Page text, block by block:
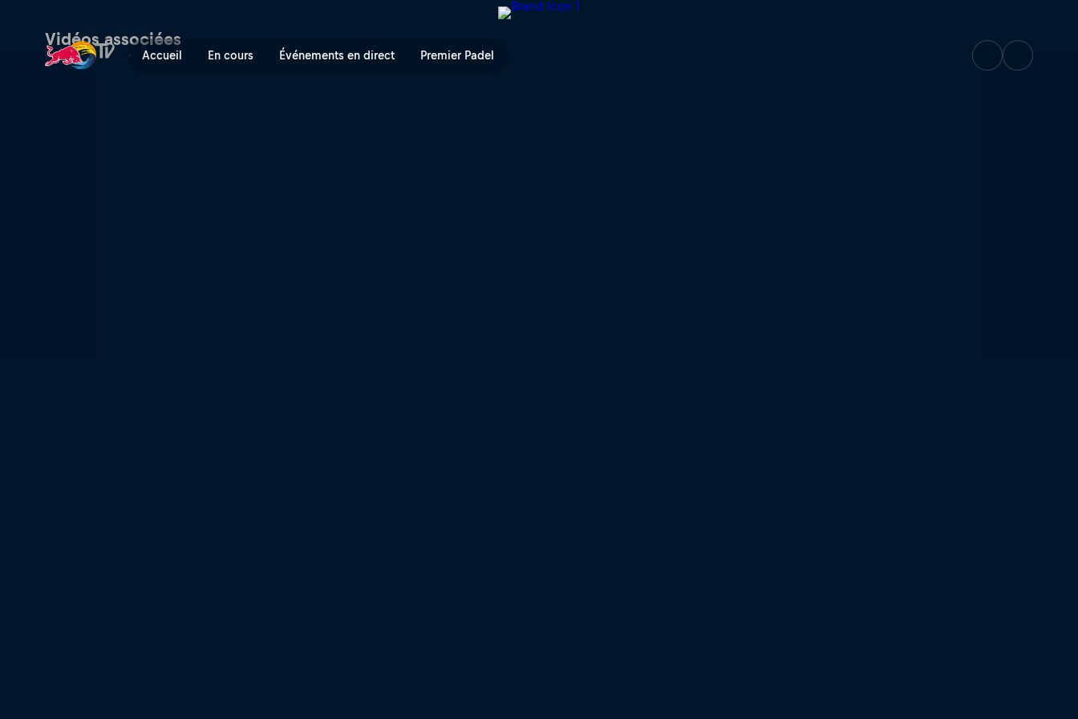
Accueil En cours Événements en direct Premier Padel
Un No Contest unique au Wave Ranch | Red Bull TV
Vidéos associées